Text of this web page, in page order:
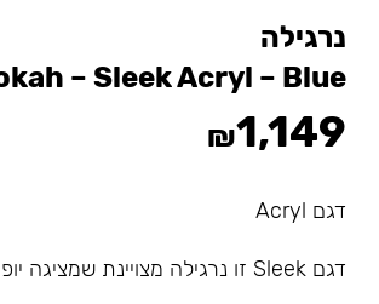
נרגילה
– Sleek Acryl – Blue
₪1,149
דגם Acryl
דגם Sleek זו נרגילה מצויינת שמציגה יופי עיצובי ושימושיות מדהימה